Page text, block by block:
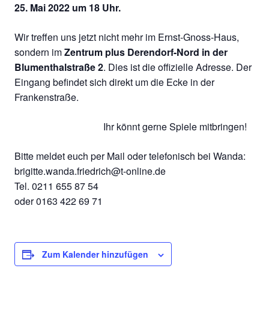
25. Mai 2022 um 18 Uhr.
Wir treffen uns jetzt nicht mehr im Ernst-Gnoss-Haus,
sondern imZentrum plus Derendorf-Nord in der
Blumenthalstraße 2. Dies ist die offizielle Adresse. Der
Eingang befindet sich direkt um die Ecke in der
Frankenstraße.
Ihr könnt gerne Spiele mitbringen!
Bitte meldet euch per Mail oder telefonisch bei Wanda:
brigitte.wanda.friedrich@t-online.de
Tel. 0211 655 87 54
oder 0163 422 69 71
Zum Kalender hinzufügen